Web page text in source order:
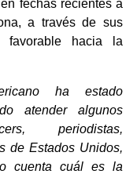
fechas recientes a
a través de sus
favorable hacia la
ha estado
atender algunos
periodistas,
de Estados Unidos,
cuenta cuál es la